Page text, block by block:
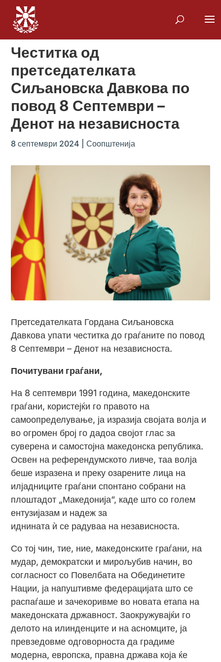
Честитка од
претседателката
Сиљановска Давкова по
повод 8 Септември –
Денот на независноста
8 септември 2024 |Соопштенија
Претседателката Гордана Сиљановска
Давкова упати честитка до граѓаните по повод
8 Септември – Денот на независноста.
Почитувани граѓани,
На 8 септември 1991 година, македонските
граѓани, користејќи го правото на
самоопределување, ја изразија својата волја и
во огромен број го дадоа својот глас за
суверена и самостојна македонска република.
Освен на референдумското ливче, таа волја
беше изразена и преку озарените лица на
илјадниците граѓани спонтано собрани на
плоштадот „Македонија“, каде што со голем
ентузијазам и надеж за
иднината ѝ се радуваа на независноста.
Со тој чин, тие, ние, македонските граѓани, на
мудар, демократски и мирољубив начин, во
согласност со Повелбата на Обединетите
Нации, ја напуштивме федерацијата што се
распаѓаше и зачекоривме во новата етапа на
македонската државност. Заокружувајќи го
делото на илинденците и на асномците, ја
превзедовме одговорноста да градиме
модерна, европска, правна држава која ќе